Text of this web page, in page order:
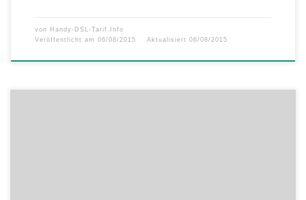
von Handy-DSL-Tarif.Info
Veröffentlicht am 06/08/2015 Aktualisiert 06/08/2015